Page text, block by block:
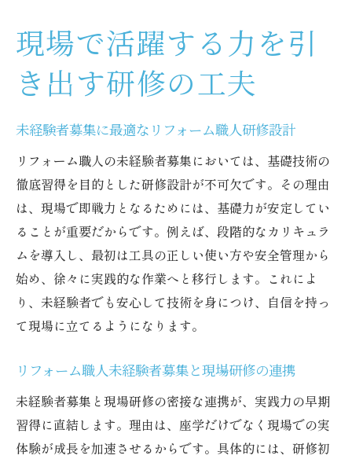
現場で活躍する力を引
き出す研修の工夫
未経験者募集に最適なリフォーム職人研修設計
リフォーム職人の未経験者募集においては、基礎技術の
徹底習得を目的とした研修設計が不可欠です。その理由
は、現場で即戦力となるためには、基礎力が安定してい
ることが重要だからです。例えば、段階的なカリキュラ
ムを導入し、最初は工具の正しい使い方や安全管理から
始め、徐々に実践的な作業へと移行します。これによ
り、未経験者でも安心して技術を身につけ、自信を持っ
て現場に立てるようになります。
リフォーム職人未経験者募集と現場研修の連携
未経験者募集と現場研修の密接な連携が、実践力の早期
習得に直結します。理由は、座学だけでなく現場での実
体験が成長を加速させるからです。具体的には、研修初